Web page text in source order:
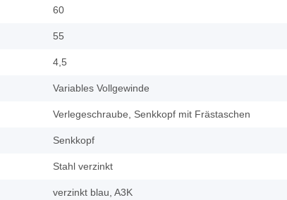
60
55
4,5
Variables Vollgewinde
Verlegeschraube, Senkkopf mit Frästaschen
Senkkopf
Stahl verzinkt
verzinkt blau, A3K